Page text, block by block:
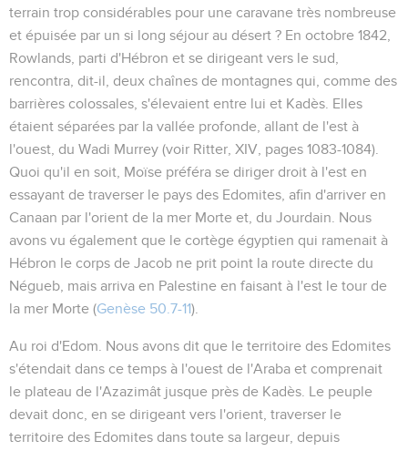
terrain trop considérables pour une caravane très nombreuse
et épuisée par un si long séjour au désert ? En octobre 1842,
Rowlands, parti d'Hébron et se dirigeant vers le sud,
rencontra, dit-il, deux chaînes de montagnes qui, comme des
barrières colossales, s'élevaient entre lui et Kadès. Elles
étaient séparées par la vallée profonde, allant de l'est à
l'ouest, du Wadi Murrey (voir Ritter, XIV, pages 1083-1084).
Quoi qu'il en soit, Moïse préféra se diriger droit à l'est en
essayant de traverser le pays des Edomites, afin d'arriver en
Canaan par l'orient de la mer Morte et, du Jourdain. Nous
avons vu également que le cortège égyptien qui ramenait à
Hébron le corps de Jacob ne prit point la route directe du
Négueb, mais arriva en Palestine en faisant à l'est le tour de
la mer Morte (Genèse 50.7-11).
Au roi d'Edom . Nous avons dit que le territoire des Edomites
s'étendait dans ce temps à l'ouest de l'Araba et comprenait
le plateau de l'Azazimât jusque près de Kadès. Le peuple
devait donc, en se dirigeant vers l'orient, traverser le
territoire des Edomites dans toute sa largeur, depuis